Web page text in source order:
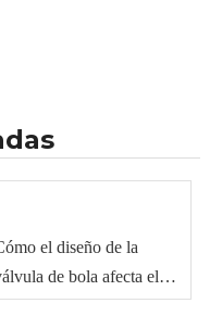
el diseño de la
de bola afecta el
y el rendimiento del